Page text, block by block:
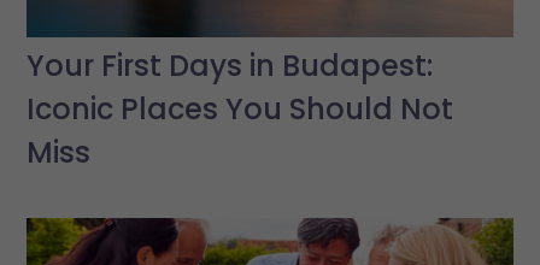
Your First Days in Budapest:
Iconic Places You Should Not
Miss